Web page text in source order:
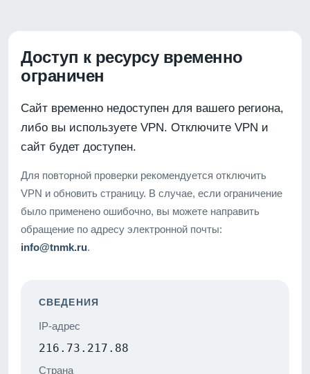
Доступ к ресурсу временно
ограничен
Сайт временно недоступен для вашего региона,
либо вы используете VPN. Отключите VPN и
сайт будет доступен.
Для повторной проверки рекомендуется отключить
VPN и обновить страницу. В случае, если ограничение
было применено ошибочно, вы можете направить
обращение по адресу электронной почты:
info@tnmk.ru.
СВЕДЕНИЯ
IP-адрес
216.73.217.88
Страна